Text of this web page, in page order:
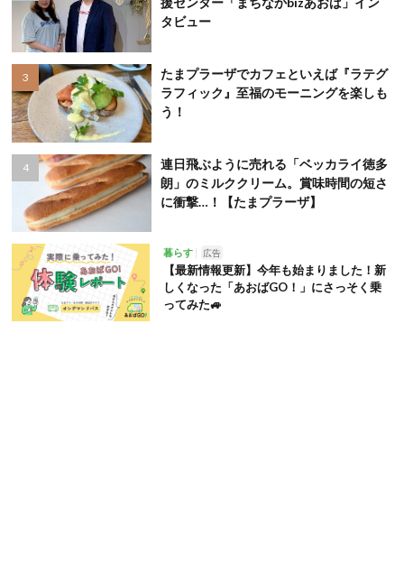
タビュー
たまプラーザでカフェといえば『ラテグ
ラフィック』至福のモーニングを楽しも
う！
連日飛ぶように売れる「ベッカライ徳多
朗」のミルククリーム。賞味時間の短さ
に衝撃…！【たまプラーザ】
暮らす 広告
【最新情報更新】今年も始まりました！新
しくなった「あおばGO！」にさっそく乗
ってみた🚙